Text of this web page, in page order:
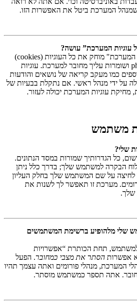
המערכת ביטל את האפשרות הזו.
המערכת” עושה?
"מחק את כל עוגיות המערכת" מוחק את כל העוגיות (cookies)
שנוצרו על ידי phpBB ושומרות עליך מחובר למערכת. עוגיות
כמו מעקב קריאה של נושאים והודעות
על ידי מנהל ראשי. אם נתקלת בבעיות של
מחיקת עוגיות המערכת יכולה לעזור.
משתמש
שלי?
כל הגדרותיך שמורות במסד הנתונים.
הבקרה למשתמש שלך; בדרך כלל ניתן
לחיצה על שם המשתמש שלך בחלק העליון
מערכת זו תאפשר לך לשנות את
שלך.
שלי מלהופיע ברשימת המשתמשים
תחת הכותרת “אפשרויות
אפשרות הסתר את מצבי כמחובר. הפעל
המערכת, מנהלי פורומים ואתה עצמך תהיו
אתה תספר כמשתמש מוסתר.